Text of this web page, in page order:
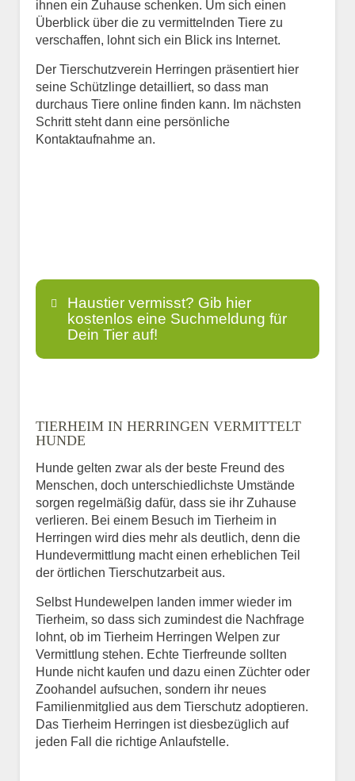
ihnen ein Zuhause schenken. Um sich einen
Überblick über die zu vermittelnden Tiere zu
verschaffen, lohnt sich ein Blick ins Internet.
Der Tierschutzverein Herringen präsentiert hier
seine Schützlinge detailliert, so dass man
durchaus Tiere online finden kann. Im nächsten
Schritt steht dann eine persönliche
Kontaktaufnahme an.
Haustier vermisst? Gib hier
kostenlos eine Suchmeldung für
Dein Tier auf!
E-Mail*
Informationen über das
Tier.
Art des Tiers*
TIERHEIM IN HERRINGEN VERMITTELT
HUNDE
Hunde gelten zwar als der beste Freund des
Menschen, doch unterschiedlichste Umstände
sorgen regelmäßig dafür, dass sie ihr Zuhause
verlieren. Bei einem Besuch im Tierheim in
Herringen wird dies mehr als deutlich, denn die
Hundevermittlung macht einen erheblichen Teil
der örtlichen Tierschutzarbeit aus.
Selbst Hundewelpen landen immer wieder im
Tierheim, so dass sich zumindest die Nachfrage
lohnt, ob im Tierheim Herringen Welpen zur
Vermittlung stehen. Echte Tierfreunde sollten
Hunde nicht kaufen und dazu einen Züchter oder
Zoohandel aufsuchen, sondern ihr neues
Familienmitglied aus dem Tierschutz adoptieren.
Das Tierheim Herringen ist diesbezüglich auf
jeden Fall die richtige Anlaufstelle.